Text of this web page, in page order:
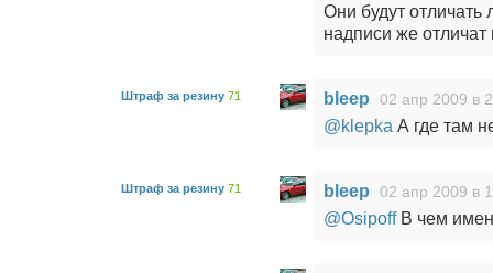
Они будут
надписи же
Штраф за резину 71 bleep 02 апр 2009 в
@klepka А где там
Штраф за резину 71 bleep 02 апр 2009 в
@OsipoffВ чем